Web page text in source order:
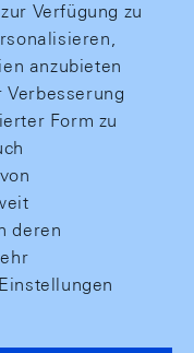
Verfügung zu
anzubieten
Verbesserung
Form zu
deren